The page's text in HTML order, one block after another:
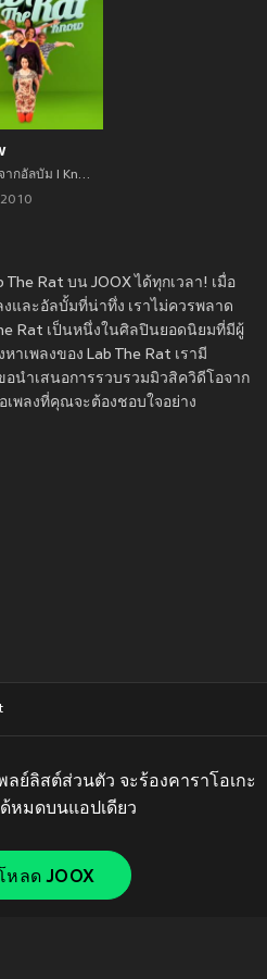
ฟังเพลงจากอัลบัม I Know เพลงใหม่จาก อัพเดทเพลงใหม่ล่าสุดก่อนใคร ตลอดปี 2021
The Rat บน JOOX ได้ทุกเวลา! เมื่อ
และอัลบั้มที่น่าทึ่ง เราไม่ควรพลาด
Rat เป็นหนึ่งในศิลปินยอดนิยมที่มีผู้
เพลงของ Lab The Rat เรามี
นำเสนอการรวบรวมมิวสิควิดีโอจาก
เพลงที่คุณจะต้องชอบใจอย่าง
ลย์ลิสต์ส่วนตัว จะร้องคาราโอเกะ
หมดบนแอปเดียว
หลด JOOX